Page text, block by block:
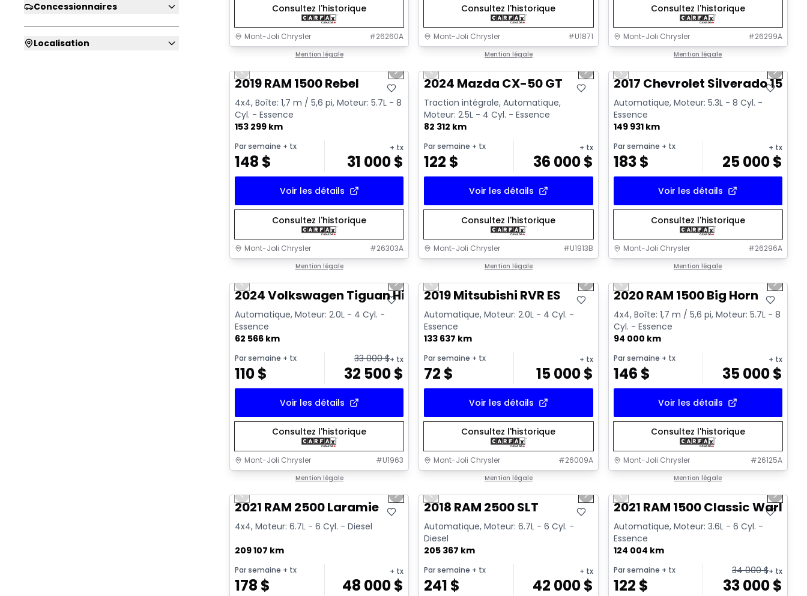
Concessionnaires
Localisation
Consultez l'historique
Mont-Joli Chrysler #26260A
Mention légale
Consultez l'historique
Mont-Joli Chrysler #U1871
Mention légale
Consultez l'historique
Mont-Joli Chrysler #26299A
Mention légale
Vidéo disponible
Très bonne offre
Previous slide Next slide
2019 RAM 1500 Rebel
4x4, Boîte: 1,7 m / 5,6 pi, Moteur: 5.7L - 8
Cyl. - Essence
153 299 km
Par semaine + tx
148 $
+ tx
31 000$
Voir les détails
Consultez l'historique
Mont-Joli Chrysler #26303A
Mention légale
Vidéo disponible
Très bonne offre
Previous slide Next slide
2024 Mazda CX-50 GT
Traction intégrale, Automatique,
Moteur: 2.5L - 4 Cyl. - Essence
82 312 km
Par semaine + tx
122 $
+ tx
36 000$
Voir les détails
Consultez l'historique
Mont-Joli Chrysler #U1913B
Mention légale
Vidéo disponible
Très bonne offre
Previous slide Next
2017 Chevrolet Silverado 1500
Automatique, Moteur: 5.3L - 8 Cyl. -
Essence
149 931 km
Par semaine + tx
183$
+ tx
25 000$
Voir les détails
Consultez l'historique
Mont-Joli Chrysler #26296A
Mention légale
Vidéo disponible
Très bonne offre
Previous slide Next slide
2024 Volkswagen Tiguan Highline R-Line
Automatique, Moteur: 2.0L - 4 Cyl. -
Essence
62 566 km
Par semaine + tx
110$
33 000$+ tx
32 500$
Voir les détails
Consultez l'historique
Mont-Joli Chrysler #U1963
Mention légale
Vidéo disponible
Très bonne offre
Previous slide Next slide
2019 Mitsubishi RVR ES
Automatique, Moteur: 2.0L - 4 Cyl. -
Essence
133 637 km
Par semaine + tx
72 $
+ tx
15 000$
Voir les détails
Consultez l'historique
Mont-Joli Chrysler #26009A
Mention légale
Très bonne offre
Previous slide Next
2020 RAM 1500 Big Horn
4x4, Boîte: 1,7 m / 5,6 pi, Moteur: 5.7L - 8
Cyl. - Essence
94 000 km
Par semaine + tx
146 $
+ tx
35 000$
Voir les détails
Consultez l'historique
Mont-Joli Chrysler #26125A
Mention légale
Vidéo disponible
Très bonne offre
Previous slide Next slide
2021 RAM 2500 Laramie
4x4, Moteur: 6.7L - 6 Cyl. - Diesel
209 107 km
Par semaine + tx
178 $
+ tx
48 000$
Vidéo disponible
Très bonne offre
Previous slide Next slide
2018 RAM 2500 SLT
Automatique, Moteur: 6.7L - 6 Cyl. -
Diesel
205 367 km
Par semaine + tx
241 $
+ tx
42 000$
Vidéo disponible
Très bonne offre
Previous slide Next
2021 RAM 1500 Classic Warlock
Automatique, Moteur: 3.6L - 6 Cyl. -
Essence
124 004 km
Par semaine + tx
122 $
34 000$+ tx
33 000$